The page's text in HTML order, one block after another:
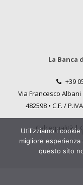
La Banca
+39
Via Francesco Albani
482598 • C.F. /
Calcequalità|
Utilizziamo i
migliore
questo sito